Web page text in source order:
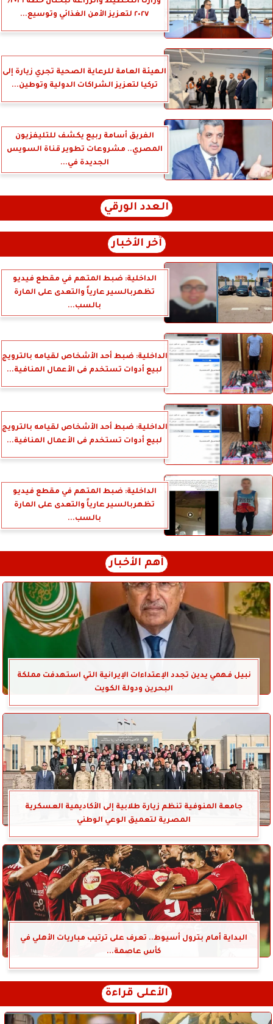
٢٠٢٧ لتعزيز الأمن الغذائي وتوسيع...
الهيئة العامة للرعاية الصحية تجري زيارة إلى
تركيا لتعزيز الشراكات الدولية وتوطين...
الفريق أسامة ربيع يكشف للتليفزيون
المصري.. مشروعات تطوير قناة السويس
الجديدة في...
العدد الورقي
آخر الأخبار
الداخلية: ضبط المتهم في مقطع فيديو
تظهربالسير عارياً والتعدى على المارة
بالسب...
الداخلية: ضبط أحد الأشخاص لقيامه بالترويج
لبيع أدوات تستخدم فى الأعمال المنافية...
الداخلية: ضبط أحد الأشخاص لقيامه بالترويج
لبيع أدوات تستخدم فى الأعمال المنافية...
الداخلية: ضبط المتهم في مقطع فيديو
تظهربالسير عارياً والتعدى على المارة
بالسب...
أهم الأخبار
نبيل فهمي يدين تجدد الإعتداءات الإيرانية التي استهدفت مملكة
البحرين ودولة الكويت
جامعة المنوفية تنظم زيارة طلابية إلى الأكاديمية العسكرية
المصرية لتعميق الوعي الوطني
البداية أمام بترول أسيوط.. تعرف على ترتيب مباريات الأهلي في
كأس عاصمة...
الأعلى قراءة